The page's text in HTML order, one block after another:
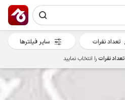
تعداد نفرات سایر فیلترها
تعداد نفراترا انتخاب نمایید